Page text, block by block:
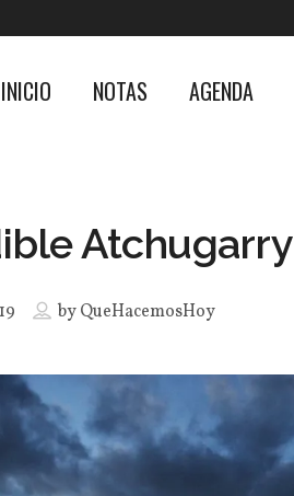
INICIO NOTAS AGENDA
Atchugarry
byQueHacemosHoy